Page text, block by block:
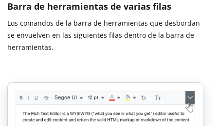
Barra de herramientas de varias filas
Los comandos de la barra de herramientas que desbordan
se envuelven en las siguientes filas dentro de la barra de
herramientas.